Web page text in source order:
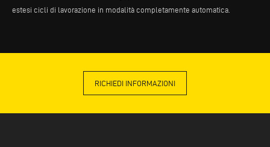
estesi cicli di lavorazione in modalità completamente automatica.
RICHIEDI INFORMAZIONI